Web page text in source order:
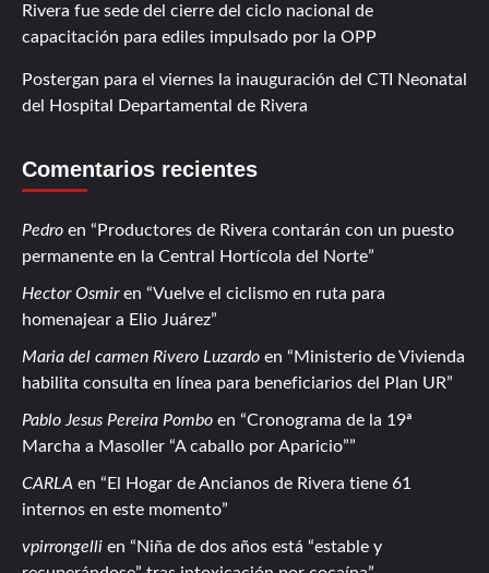
Rivera fue sede del cierre del ciclo nacional de
capacitación para ediles impulsado por la OPP
Postergan para el viernes la inauguración del CTI Neonatal
del Hospital Departamental de Rivera
Comentarios recientes
Pedro en
Productores de Rivera contarán con un puesto
permanente en la Central Hortícola del Norte
Hector Osmiren
Vuelve el ciclismo en ruta para
homenajear a Elio Juárez
Maria del carmen Rivero Luzardo en
Ministerio de Vivienda
habilita consulta en línea para beneficiarios del Plan UR
Pablo Jesus Pereira Pombo en
Cronograma de la 19ª
Marcha a Masoller “A caballo por Aparicio”
CARLA en
El Hogar de Ancianos de Rivera tiene 61
internos en este momento
vpirrongelli en
Niña de dos años está “estable y